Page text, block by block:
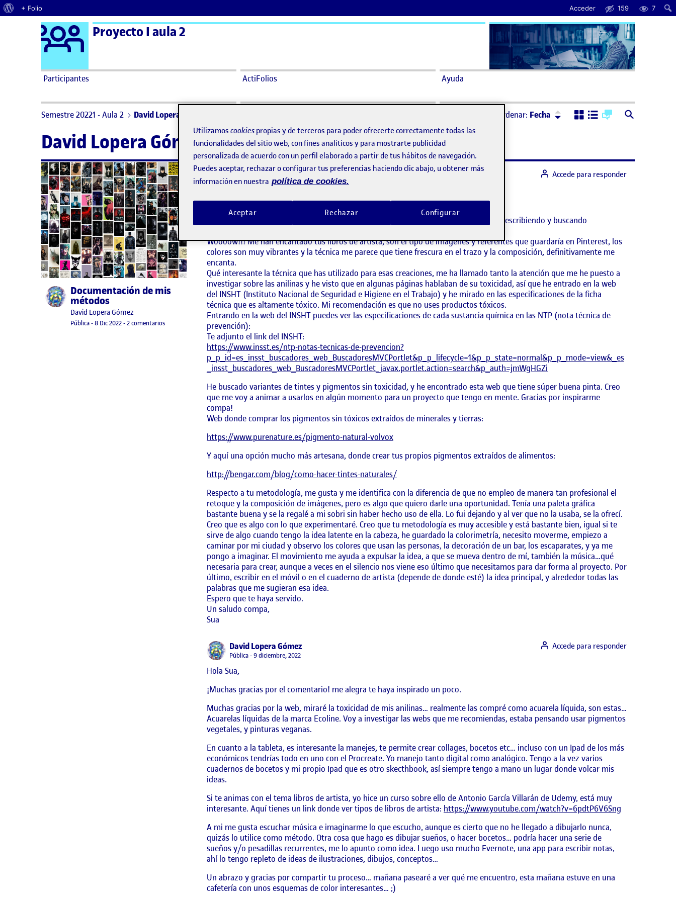
Acerca de WordPress
+ Folio Acceder 159 7
Saltar al contenido Logo Ágora
Proyecto I aula 2
Participantes ActiFolios Ayuda
Semestre 20221 - Aula 2 David Lopera Gómez Ordenar: Fecha Ordenar:Descendente
David Lopera Gómez
Publicado porDocumentación de mis
métodos
Publicado por
David Lopera Gómez
Visibilidad:
Pública-Fecha de publicación
8 Dic 20228 diciembre, 2022 10:07 pm
-2 comentariosen Documentación de mis métodos
Sua Santos Zamorasays:
Visibilidad:
Pública 9 diciembre, 2022
Hola David,
Qué alegría leerte!!!!
Estaba respondiendo tu publicación y lo acabo de perder todo después de un tiempo escribiendo y buscando
Woooow!!! Me han encantado tus libros de artista, son el tipo de imágenes y referentes que guardaría en Pinterest, los
colores son muy vibrantes y la técnica me parece que tiene frescura en el trazo y la composición, definitivamente me
encanta.
Qué interesante la técnica que has utilizado para esas creaciones, me ha llamado tanto la atención que me he puesto a
investigar sobre las anilinas y he visto que en algunas páginas hablaban de su toxicidad, así que he entrado en la web
del INSHT (Instituto Nacional de Seguridad e Higiene en el Trabajo) y he mirado en las especificaciones de la ficha
técnica que es altamente tóxico. Mi recomendación es que no uses productos tóxicos.
Entrando en la web del INSHT puedes ver las especificaciones de cada sustancia química en las NTP (nota técnica de
prevención):
Te adjunto el link del INSHT:
https://www.insst.es/ntp-notas-tecnicas-de-prevencion?
p_p_id=es_insst_buscadores_web_BuscadoresMVCPortlet&p_p_lifecycle=1&p_p_state=normal&p_p_mode=view&_es
_insst_buscadores_web_BuscadoresMVCPortlet_javax.portlet.action=search&p_auth=jmWgHGZi
He buscado variantes de tintes y pigmentos sin toxicidad, y he encontrado esta web que tiene súper buena pinta. Creo
que me voy a animar a usarlos en algún momento para un proyecto que tengo en mente. Gracias por inspirarme
compa!
Web donde comprar los pigmentos sin tóxicos extraídos de minerales y tierras:
https://www.purenature.es/pigmento-natural-volvox
Y aquí una opción mucho más artesana, donde crear tus propios pigmentos extraídos de alimentos:
http://bengar.com/blog/como-hacer-tintes-naturales/
Respecto a tu metodología, me gusta y me identifica con la diferencia de que no empleo de manera tan profesional el
retoque y la composición de imágenes, pero es algo que quiero darle una oportunidad. Tenía una paleta gráfica
bastante buena y se la regalé a mi sobri sin haber hecho uso de ella. Lo fui dejando y al ver que no la usaba, se la ofrecí.
Creo que es algo con lo que experimentaré. Creo que tu metodología es muy accesible y está bastante bien, igual si te
sirve de algo cuando tengo la idea latente en la cabeza, he guardado la colorimetría, necesito moverme, empiezo a
caminar por mi ciudad y observo los colores que usan las personas, la decoración de un bar, los escaparates, y ya me
pongo a imaginar. El movimiento me ayuda a expulsar la idea, a que se mueva dentro de mí, también la música…qué
necesaria para crear, aunque a veces en el silencio nos viene eso último que necesitamos para dar forma al proyecto. Por
último, escribir en el móvil o en el cuaderno de artista (depende de donde esté) la idea principal, y alrededor todas las
palabras que me sugieran esa idea.
Espero que te haya servido.
Un saludo compa,
Sua
Accede para responder
David Lopera Gómezsays:
Visibilidad:
Pública 9 diciembre, 2022
Hola Sua,
¡Muchas gracias por el comentario! me alegra te haya inspirado un poco.
Muchas gracias por la web, miraré la toxicidad de mis anilinas… realmente las compré como acuarela líquida, son estas…
Acuarelas líquidas de la marca Ecoline. Voy a investigar las webs que me recomiendas, estaba pensando usar pigmentos
vegetales, y pinturas veganas.
En cuanto a la tableta, es interesante la manejes, te permite crear collages, bocetos etc… incluso con un Ipad de los más
económicos tendrías todo en uno con el Procreate. Yo manejo tanto digital como analógico. Tengo a la vez varios
cuadernos de bocetos y mi propio Ipad que es otro skecthbook, así siempre tengo a mano un lugar donde volcar mis
ideas.
Si te animas con el tema libros de artista, yo hice un curso sobre ello de Antonio García Villarán de Udemy, está muy
interesante. Aquí tienes un link donde ver tipos de libros de artista: https://www.youtube.com/watch?v=6pdtP6V6Sng
A mi me gusta escuchar música e imaginarme lo que escucho, aunque es cierto que no he llegado a dibujarlo nunca,
quizás lo utilice como método. Otra cosa que hago es dibujar sueños, o hacer bocetos… podría hacer una serie de
sueños y/o pesadillas recurrentes, me lo apunto como idea. Luego uso mucho Evernote, una app para escribir notas,
ahí lo tengo repleto de ideas de ilustraciones, dibujos, conceptos…
Un abrazo y gracias por compartir tu proceso… mañana pasearé a ver qué me encuentro, esta mañana estuve en una
cafetería con unos esquemas de color interesantes… ;)
Accede para responder
Utilizamos cookies propias y de terceros para poder ofrecerte correctamente todas las
funcionalidades del sitio web, con fines analíticos y para mostrarte publicidad
personalizada de acuerdo con un perfil elaborado a partir de tus hábitos de navegación.
Puedes aceptar, rechazar o configurar tus preferencias haciendo clic abajo, u obtener más
información en nuestra política de cookies.
Rechazar
Aceptar Configurar